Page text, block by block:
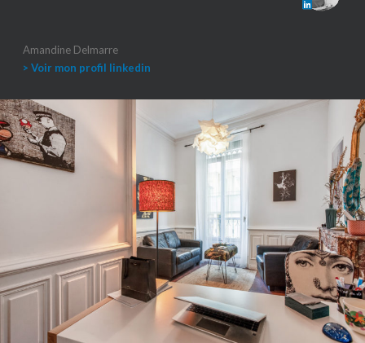
Amandine Delmarre
> Voir mon profil linkedin